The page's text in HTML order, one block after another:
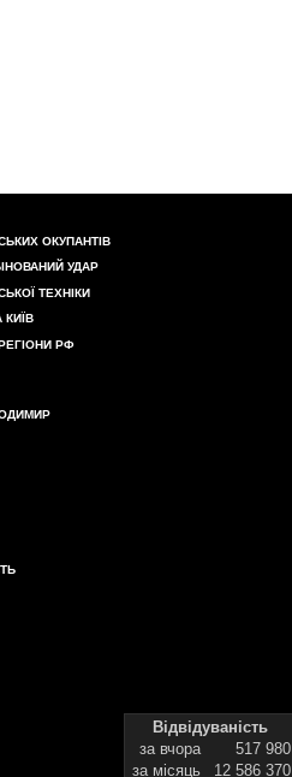
ОКУПАНТІВ
УДАР
ТЕХНІКИ
КИЇВ
РФ
Відвідуваність
за вчора
517 980
за місяць
12 586 370